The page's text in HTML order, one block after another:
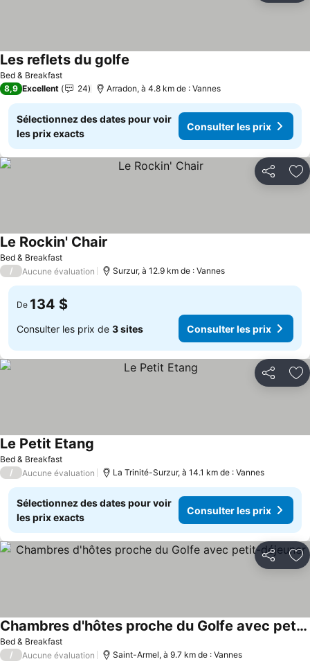
Bed & Breakfast
Les reflets du golfe
8,9 Excellent 24 Arradon, à 4.8 km de : Vannes
Sélectionnez des dates pour voir
les prix exacts
Consulter les prix
Partager
Bed & Breakfast
Le Rockin' Chair
/ Aucune évaluation Surzur, à 12.9 km de : Vannes
De 134 $
Consulter les prix de 3 sites Consulter les prix
Partager
Bed & Breakfast
Le Petit Etang
/ Aucune évaluation La Trinité-Surzur, à 14.1 km de : Vannes
Sélectionnez des dates pour voir
les prix exacts
Consulter les prix
Partager
Bed & Breakfast
Chambres d'hôtes proche du Golfe avec petit-déjeuner
/ Aucune évaluation Saint-Armel, à 9.7 km de : Vannes